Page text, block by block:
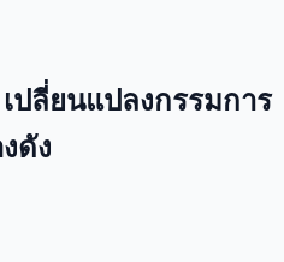
ปลี่ยนแปลงกรรมการ
ดัง